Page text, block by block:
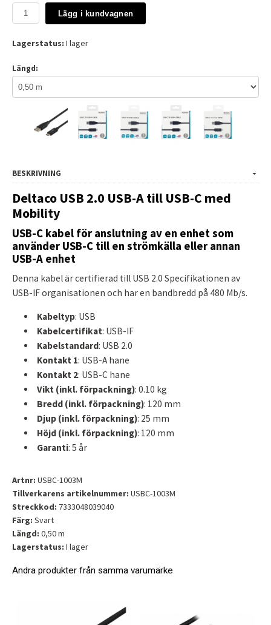
Lägg i kundvagnen
Lagerstatus: I lager
Längd:
BESKRIVNING
Deltaco USB 2.0 USB-A till USB-C med
Mobility
USB-C kabel för anslutning av en enhet som
använder USB-C till en strömkälla eller annan
USB-A enhet
Denna kabel är certifierad till USB 2.0 Specifikationen av
USB-IF organisationen och har en bandbredd på 480 Mb/s.
Kabeltyp: USB
Kabelcertifikat: USB-IF
Kabelstandard: USB 2.0
Kontakt 1: USB-A hane
Kontakt 2: USB-C hane
Vikt (inkl. förpackning): 0.10 kg
Bredd (inkl. förpackning): 120 mm
Djup (inkl. förpackning): 25 mm
Höjd (inkl. förpackning): 120 mm
Garanti: 5 år
Artnr: USBC-1003M
Tillverkarens artikelnummer: USBC-1003M
Streckkod: 7333048039040
Färg Svart
Längd 0,50 m
Lagerstatus: I lager
Andra produkter från samma varumärke